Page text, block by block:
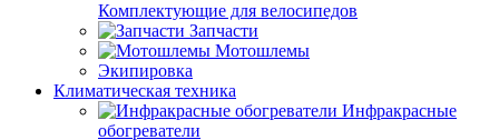
Комплектующие для велосипедов
Запчасти
Мотошлемы
Экипировка
Климатическая техника
Инфракрасные
обогреватели